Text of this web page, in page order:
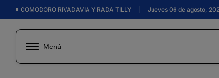
COMODORO RIVADAVIA Y RADA TILLY Jueves 06 de agosto,
Menú